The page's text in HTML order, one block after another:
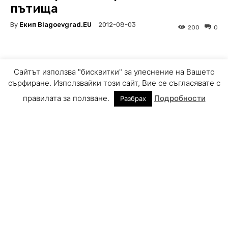
Сайтът използва "бисквитки" за улеснение на Вашето
сърфиране. Използвайки този сайт, Вие се съгласявате с
правилата за ползване.
Разбрах Подробности